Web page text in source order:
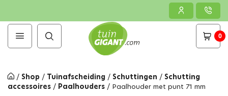
0
/ Shop / Tuinafscheiding / Schuttingen / Schutting
accessoires / Paalhouders / Paalhouder met punt 71 mm